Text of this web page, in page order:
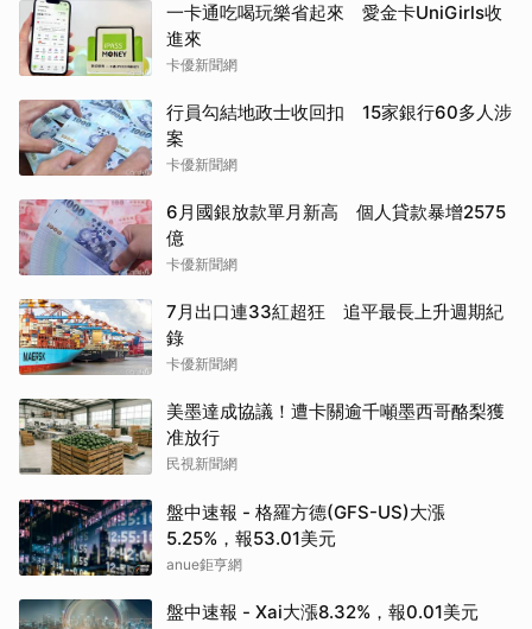
一卡通吃喝玩樂省起來 愛金卡UniGirls收
進來
卡優新聞網
行員勾結地政士收回扣 15家銀行60多人涉
案
卡優新聞網
6月國銀放款單月新高 個人貸款暴增2575
億
卡優新聞網
7月出口連33紅超狂 追平最長上升週期紀
錄
卡優新聞網
美墨達成協議！遭卡關逾千噸墨西哥酪梨獲
准放行
民視新聞網
盤中速報 - 格羅方德(GFS-US)大漲
5.25%，報53.01美元
anue鉅亨網
盤中速報 - Xai大漲8.32%，報0.01美元